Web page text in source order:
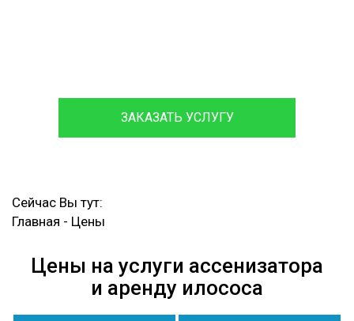
ЗАКАЗАТЬ УСЛУГУ
Сейчас Вы тут:
Главная - Цены
Цены на услуги ассенизатора
и аренду илососа